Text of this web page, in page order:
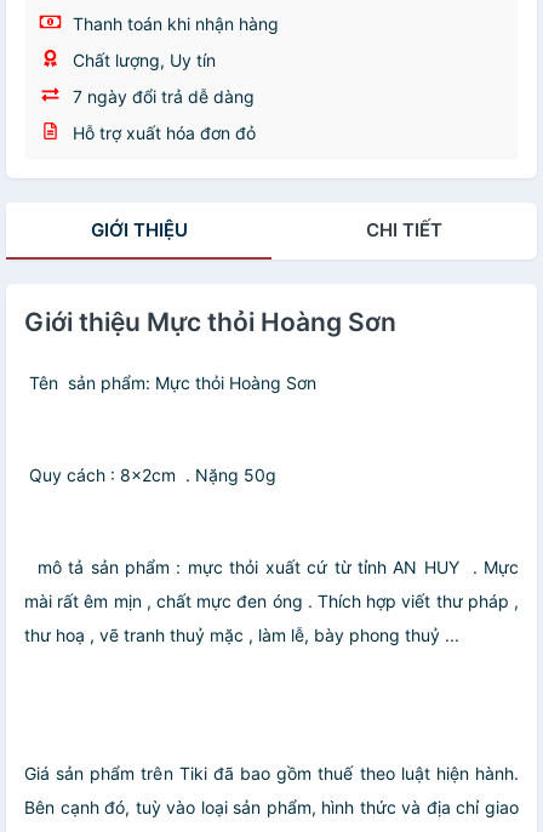
Thanh toán khi nhận hàng
Chất lượng, Uy tín
7 ngày đổi trả dễ dàng
Hỗ trợ xuất hóa đơn đỏ
GIỚI THIỆU CHI TIẾT
Giới thiệu Mực thỏi Hoàng Sơn
Tên sản phẩm: Mực thỏi Hoàng Sơn
Quy cách : 8x2cm . Nặng 50g
mô tả sản phẩm : mực thỏi xuất cứ từ tỉnh AN HUY
. Mực
mài rất êm mịn , chất mực đen óng . Thích hợp viết thư pháp ,
thư hoạ , vẽ tranh thuỷ mặc , làm lễ, bày phong thuỷ ...
Giá sản phẩm trên Tiki đã bao gồm thuế theo luật hiện hành.
Bên cạnh đó, tuỳ vào loại sản phẩm, hình thức và địa chỉ giao